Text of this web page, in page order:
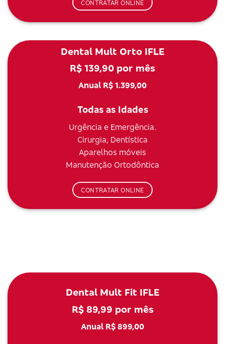
CONTRATAR ONLINE
Dental Mult Orto IFLE
R$ 139,90 por mês
Anual R$ 1.399,00
Todas as Idades
Urgência e Emergência.
Cirurgia, Dentística
Aparelhos móveis
Manutenção Ortodôntica
CONTRATAR ONLINE
Dental Mult Fit IFLE
R$ 89,99 por mês
Anual R$ 899,00